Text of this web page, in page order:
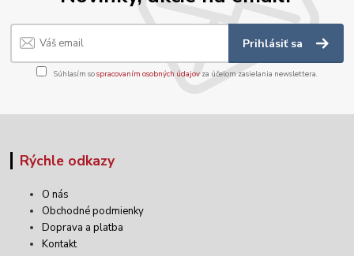
Prihlásiť sa
Súhlasím sospracovaním osobných údajov za účelom zasielania newslettera.
Rýchle odkazy
O nás
Obchodné podmienky
Doprava a platba
Kontakt